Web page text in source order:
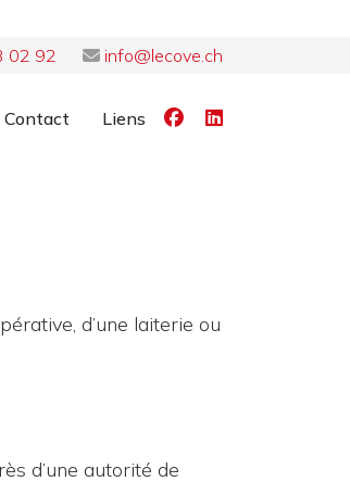
02 92 info@lecove.ch
Contact Liens
d’une laiterie ou
d’une autorité de